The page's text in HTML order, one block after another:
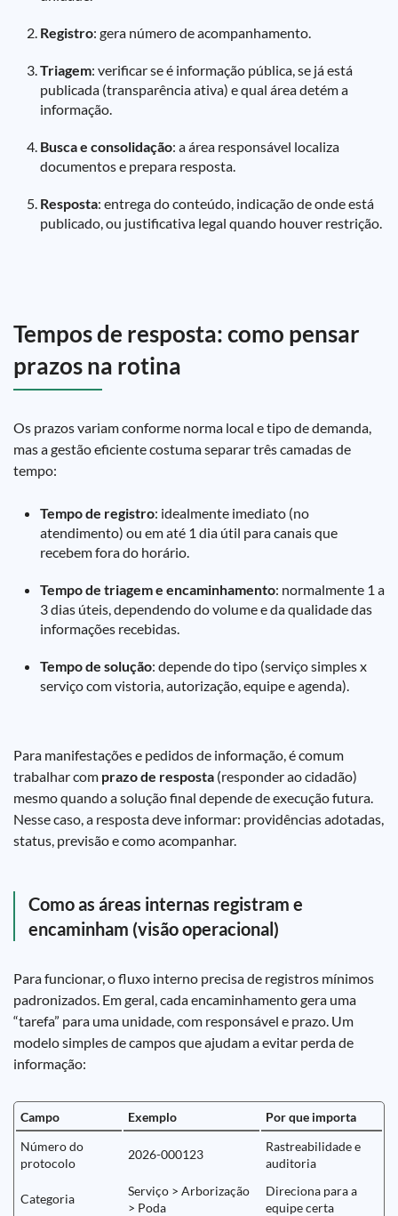
Registro: gera número de acompanhamento.
Triagem: verificar se é informação pública, se já está
publicada (transparência ativa) e qual área detém a
informação.
Busca e consolidação: a área responsável localiza
documentos e prepara resposta.
Resposta: entrega do conteúdo, indicação de onde está
publicado, ou justificativa legal quando houver restrição.
Tempos de resposta: como pensar
prazos na rotina
Os prazos variam conforme norma local e tipo de demanda,
mas a gestão eficiente costuma separar três camadas de
tempo:
Tempo de registro: idealmente imediato (no
atendimento) ou em até 1 dia útil para canais que
recebem fora do horário.
Tempo de triagem e encaminhamento: normalmente 1 a
3 dias úteis, dependendo do volume e da qualidade das
informações recebidas.
Tempo de solução: depende do tipo (serviço simples x
serviço com vistoria, autorização, equipe e agenda).
Para manifestações e pedidos de informação, é comum
trabalhar com prazo de resposta (responder ao cidadão)
mesmo quando a solução final depende de execução futura.
Nesse caso, a resposta deve informar: providências adotadas,
status, previsão e como acompanhar.
Como as áreas internas registram e
encaminham (visão operacional)
Para funcionar, o fluxo interno precisa de registros mínimos
padronizados. Em geral, cada encaminhamento gera uma
“tarefa” para uma unidade, com responsável e prazo. Um
modelo simples de campos que ajudam a evitar perda de
informação:
Campo Exemplo
Por que importa
Número do
protocolo
2026-000123
Rastreabilidade e
auditoria
Categoria
Serviço > Arborização
> Poda
Direciona para a
equipe certa